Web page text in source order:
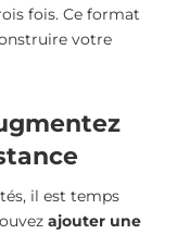
fois. Ce format
votre
il est temps
ajouter une